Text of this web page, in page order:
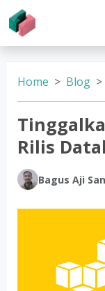
Home Blog
Rilis
Bagus Aji